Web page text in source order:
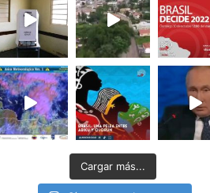
Cargar más...